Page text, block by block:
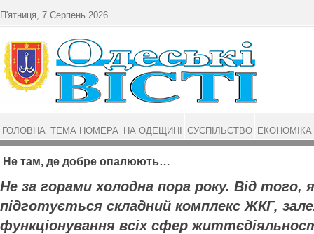
Не там, де добре опалюють…
Не за горами холодна пора року. Від того,
підготується складний комплекс ЖКГ,
функціонування всіх сфер
П'ятниця, 7 Серпень 2026
ГОЛОВНА ТЕМА НОМЕРА НА ОДЕЩИНІ СУСПІЛЬСТВО ЕКОНОМІКА